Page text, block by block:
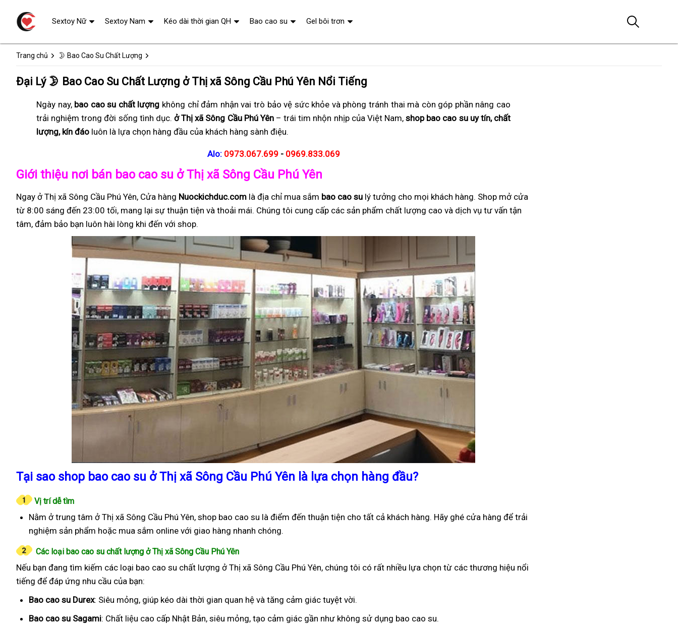
Trang chủ 🌛 Bao Cao Su Chất Lượng
Đại Lý 🌛 Bao Cao Su Chất Lượng ở Thị xã Sông Cầu Phú Yên Nổi Tiếng
Ngày nay, bao cao su chất lượng không chỉ đảm nhận vai trò bảo vệ sức khỏe và phòng tránh thai mà còn góp phần nâng cao
trải nghiệm trong đời sống tình dục. ở Thị xã Sông Cầu Phú Yên– trái tim nhộn nhịp của Việt Nam,shop bao cao su uy tín, chất
lượng, kín đáo luôn là lựa chọn hàng đầu của khách hàng sành điệu.
Alo: 0973.067.699 - 0969.833.069
Giới thiệu nơi bán bao cao su ở Thị xã Sông Cầu Phú Yên
Ngay ở Thị xã Sông Cầu Phú Yên, Cửa hàng Nuockichduc.com là địa chỉ mua sắm bao cao su lý tưởng cho mọi khách hàng. Shop mở cửa
từ 8:00 sáng đến 23:00 tối, mang lại sự thuận tiện và thoải mái. Chúng tôi cung cấp các sản phẩm chất lượng cao và dịch vụ tư vấn tận
tâm, đảm bảo bạn luôn hài lòng khi đến với shop.
Tại sao shop bao cao su ở Thị xã Sông Cầu Phú Yên là lựa chọn hàng đầu?
Vị trí dễ tìm
Nằm ở trung tâm ở Thị xã Sông Cầu Phú Yên, shop bao cao su là điểm đến thuận tiện cho tất cả khách hàng. Hãy ghé cửa hàng để trải
nghiệm sản phẩm hoặc mua sắm online với giao hàng nhanh chóng.
Các loại bao cao su chất lượng ở Thị xã Sông Cầu Phú Yên
Nếu bạn đang tìm kiếm các loại bao cao su chất lượng ở Thị xã Sông Cầu Phú Yên, chúng tôi có rất nhiều lựa chọn từ các thương hiệu nổi
tiếng để đáp ứng nhu cầu của bạn:
Bao cao su Durex: Siêu mỏng, giúp kéo dài thời gian quan hệ và tăng cảm giác tuyệt vời.
Bao cao su Sagami: Chất liệu cao cấp Nhật Bản, siêu mỏng, tạo cảm giác gần như không sử dụng bao cao su.
Sextoy Nữ Sextoy Nam Kéo dài thời gian QH Bao cao su Gel bôi trơn